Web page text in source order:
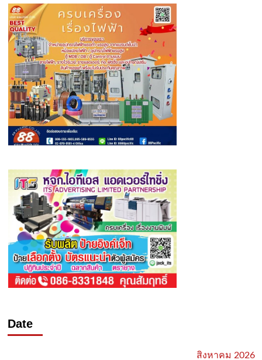
Date
สิงหาคม 2026